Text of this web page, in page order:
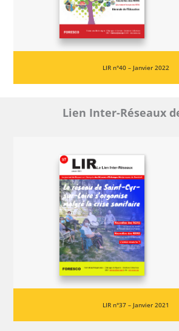
LIR n°40 – Janvier 2022
Lien Inter-Réseaux
LIR n°37 – Janvier 2021